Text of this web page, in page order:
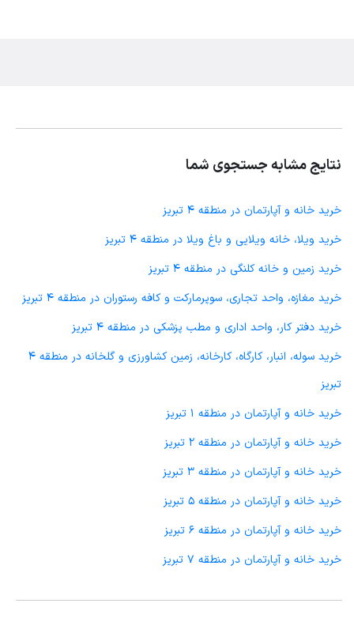
نتایج مشابه جستجوی شما
خرید خانه و آپارتمان در منطقه 4 تبریز
خرید ویلا، خانه ویلایی و باغ ویلا در منطقه 4 تبریز
خرید زمین و خانه کلنگی در منطقه 4 تبریز
خرید مغازه، واحد تجاری، سوپرمارکت و کافه رستوران در منطقه 4 تبریز
خرید دفتر کار، واحد اداری و مطب پزشکی در منطقه 4 تبریز
خرید سوله، انبار، کارگاه، کارخانه، زمین کشاورزی و گلخانه در منطقه 4
تبریز
خرید خانه و آپارتمان در منطقه 1 تبریز
خرید خانه و آپارتمان در منطقه 2 تبریز
خرید خانه و آپارتمان در منطقه 3 تبریز
خرید خانه و آپارتمان در منطقه 5 تبریز
خرید خانه و آپارتمان در منطقه 6 تبریز
خرید خانه و آپارتمان در منطقه 7 تبریز